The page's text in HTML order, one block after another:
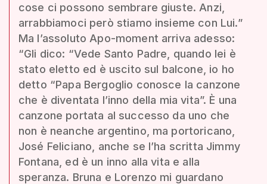
cose ci possono sembrare giuste. Anzi,
arrabbiamoci però stiamo insieme con Lui.”
Ma l’assoluto Apo-moment arriva adesso:
“Gli dico: “Vede Santo Padre, quando lei è
stato eletto ed è uscito sul balcone, io ho
detto “Papa Bergoglio conosce la canzone
che è diventata l’inno della mia vita”. È una
canzone portata al successo da uno che
non è neanche argentino, ma portoricano,
José Feliciano, anche se l’ha scritta Jimmy
Fontana, ed è un inno alla vita e alla
speranza. Bruna e Lorenzo mi guardano